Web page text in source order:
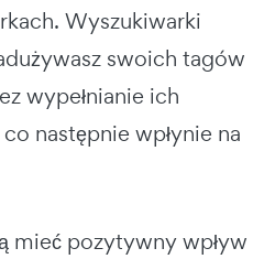
Wyszukiwarki
swoich tagów
wypełnianie ich
następnie wpłynie na
mieć pozytywny wpływ